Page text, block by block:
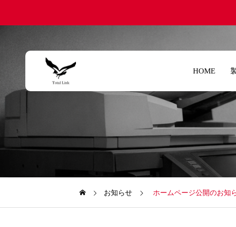
HOME
お知らせ ホームページ公開のお知